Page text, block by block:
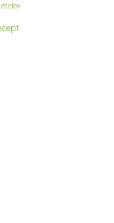
ételek